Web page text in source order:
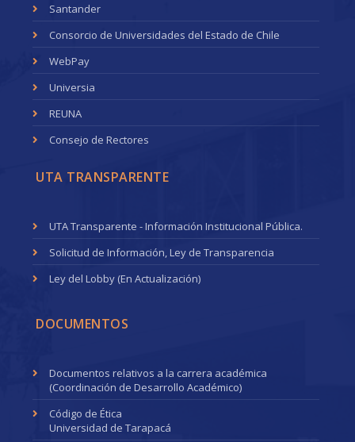
Santander
Consorcio de Universidades del Estado de Chile
WebPay
Universia
REUNA
Consejo de Rectores
UTA TRANSPARENTE
UTA Transparente - Información Institucional Pública.
Solicitud de Información, Ley de Transparencia
Ley del Lobby (En Actualización)
DOCUMENTOS
Documentos relativos a la carrera académica
(Coordinación de Desarrollo Académico)
Código de Ética
Universidad de Tarapacá